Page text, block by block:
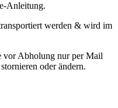
Anleitung.
werden & wird im
vor Abholung nur per Mail
stornieren oder ändern.